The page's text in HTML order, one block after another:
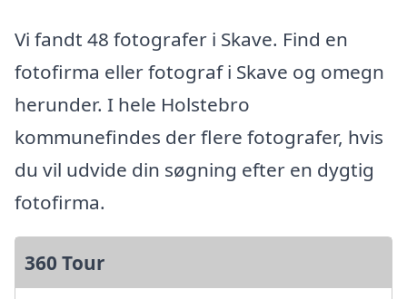
Vi fandt 48 fotografer i Skave. Find en
fotofirma eller fotograf i Skave og omegn
herunder. I hele Holstebro
kommunefindes der flere fotografer, hvis
du vil udvide din søgning efter en dygtig
fotofirma.
360 Tour